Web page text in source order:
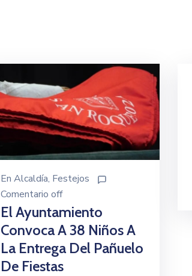
En Alcaldía‚ Festejos
Comentario off
El Ayuntamiento
Convoca A 38 Niños A
La Entrega Del Pañuelo
De Fiestas